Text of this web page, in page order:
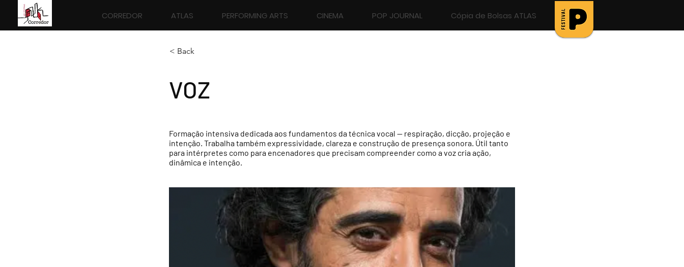
CORREDOR ATLAS PERFORMING ARTS CINEMA POP JOURNAL Cópia de Bolsas ATLAS
< Back
VOZ
Formação intensiva dedicada aos fundamentos da técnica vocal — respiração, dicção, projeção e
intenção. Trabalha também expressividade, clareza e construção de presença sonora. Útil tanto
para intérpretes como para encenadores que precisam compreender como a voz cria ação,
dinâmica e intenção.